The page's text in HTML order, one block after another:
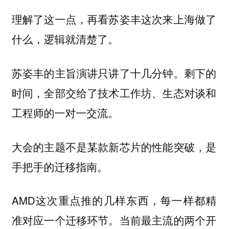
理解了这一点，再看苏姿丰这次来上海做了
什么，逻辑就清楚了。
苏姿丰的主旨演讲只讲了十几分钟。剩下的
时间，全部交给了技术工作坊、生态对谈和
工程师的一对一交流。
大会的主题不是某款新芯片的性能突破，是
手把手的迁移指南。
AMD这次重点推的几样东西，每一样都精
准对应一个迁移环节。当前最主流的两个开